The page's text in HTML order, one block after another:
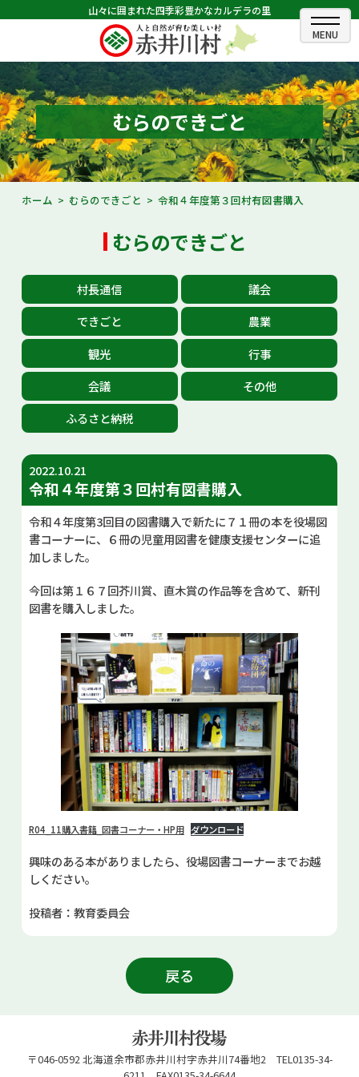
山々に囲まれた四季彩豊かなカルデラの里
ホーム
むらのできごと
むらのプロフィール
くらしの情報
観光・イベント情報
あかいがわ広報
お問い合せ
Select Language
むらのできごと
ホーム むらのできごと 令和４年度第３回村有図書購入
むらのできごと
村長通信
議会
できごと
農業
観光
行事
会議
その他
ふるさと納税
2022.10.21
令和４年度第３回村有図書購入
令和４年度第3回目の図書購入で新たに７１冊の本を役場図
書コーナーに、６冊の児童用図書を健康支援センターに追
加しました。
今回は第１６７回芥川賞、直木賞の作品等を含めて、新刊
図書を購入しました。
R04_11購入書籍_図書コーナー・HP用 ダウンロード
興味のある本がありましたら、役場図書コーナーまでお越
しください。
投稿者：教育委員会
戻る
〒046-0592 北海道余市郡赤井川村字赤井川74番地2 TEL0135-34-